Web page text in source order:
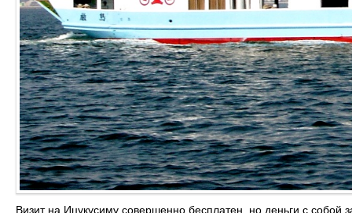
Визит на Ицукусиму совершенно бесплатен, но деньги с собой